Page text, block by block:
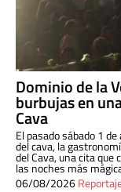
Dominio de la
burbujas en
Cava
El pasado sábado 1
del cava, la
del Cava, una cita que
las noches más
06/08/2026